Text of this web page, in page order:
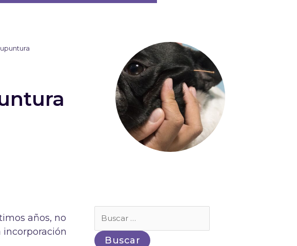
años, no
por: